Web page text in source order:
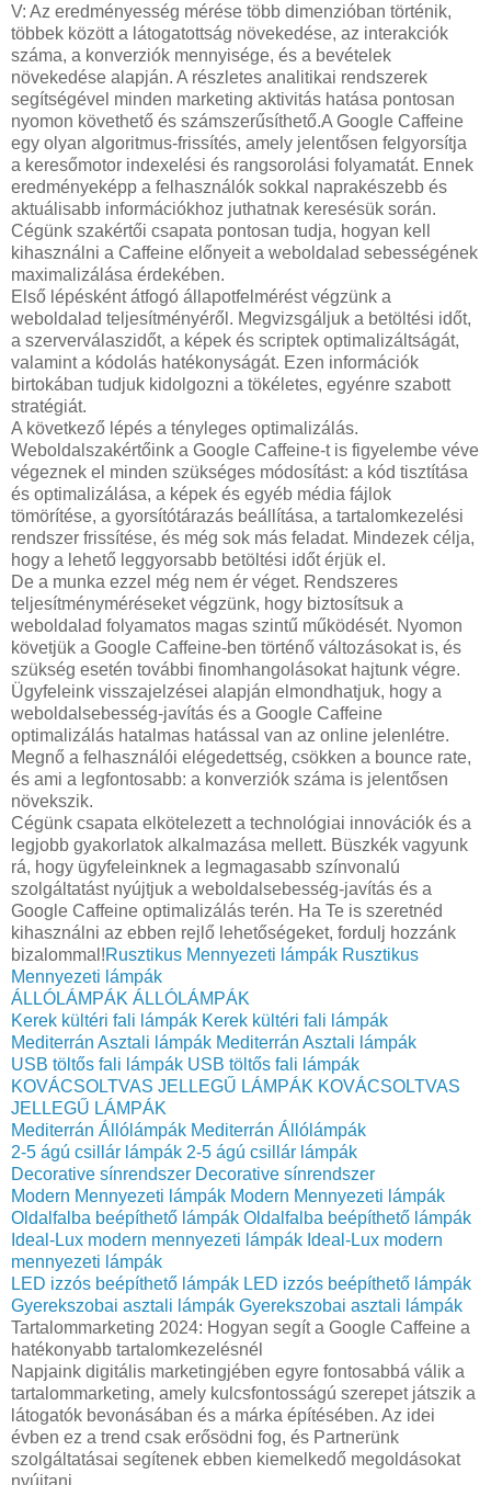
V: Az eredményesség mérése több dimenzióban történik,
többek között a látogatottság növekedése, az interakciók
száma, a konverziók mennyisége, és a bevételek
növekedése alapján. A részletes analitikai rendszerek
segítségével minden marketing aktivitás hatása pontosan
nyomon követhető és számszerűsíthető.A Google Caffeine
egy olyan algoritmus-frissítés, amely jelentősen felgyorsítja
a keresőmotor indexelési és rangsorolási folyamatát. Ennek
eredményeképp a felhasználók sokkal naprakészebb és
aktuálisabb információkhoz juthatnak keresésük során.
Cégünk szakértői csapata pontosan tudja, hogyan kell
kihasználni a Caffeine előnyeit a weboldalad sebességének
maximalizálása érdekében.
Első lépésként átfogó állapotfelmérést végzünk a
weboldalad teljesítményéről. Megvizsgáljuk a betöltési időt,
a szerverválaszidőt, a képek és scriptek optimalizáltságát,
valamint a kódolás hatékonyságát. Ezen információk
birtokában tudjuk kidolgozni a tökéletes, egyénre szabott
stratégiát.
A következő lépés a tényleges optimalizálás.
Weboldalszakértőink a Google Caffeine-t is figyelembe véve
végeznek el minden szükséges módosítást: a kód tisztítása
és optimalizálása, a képek és egyéb média fájlok
tömörítése, a gyorsítótárazás beállítása, a tartalomkezelési
rendszer frissítése, és még sok más feladat. Mindezek célja,
hogy a lehető leggyorsabb betöltési időt érjük el.
De a munka ezzel még nem ér véget. Rendszeres
teljesítményméréseket végzünk, hogy biztosítsuk a
weboldalad folyamatos magas szintű működését. Nyomon
követjük a Google Caffeine-ben történő változásokat is, és
szükség esetén további finomhangolásokat hajtunk végre.
Ügyfeleink visszajelzései alapján elmondhatjuk, hogy a
weboldalsebesség-javítás és a Google Caffeine
optimalizálás hatalmas hatással van az online jelenlétre.
Megnő a felhasználói elégedettség, csökken a bounce rate,
és ami a legfontosabb: a konverziók száma is jelentősen
növekszik.
Cégünk csapata elkötelezett a technológiai innovációk és a
legjobb gyakorlatok alkalmazása mellett. Büszkék vagyunk
rá, hogy ügyfeleinknek a legmagasabb színvonalú
szolgáltatást nyújtjuk a weboldalsebesség-javítás és a
Google Caffeine optimalizálás terén. Ha Te is szeretnéd
kihasználni az ebben rejlő lehetőségeket, fordulj hozzánk
bizalommal!Rusztikus Mennyezeti lámpák Rusztikus
Mennyezeti lámpák
ÁLLÓLÁMPÁK ÁLLÓLÁMPÁK
Kerek kültéri fali lámpák Kerek kültéri fali lámpák
Mediterrán Asztali lámpák Mediterrán Asztali lámpák
USB töltős fali lámpák USB töltős fali lámpák
KOVÁCSOLTVAS JELLEGŰ LÁMPÁK KOVÁCSOLTVAS
JELLEGŰ LÁMPÁK
Mediterrán Állólámpák Mediterrán Állólámpák
2-5 ágú csillár lámpák 2-5 ágú csillár lámpák
Decorative sínrendszer Decorative sínrendszer
Modern Mennyezeti lámpák Modern Mennyezeti lámpák
Oldalfalba beépíthető lámpák Oldalfalba beépíthető lámpák
Ideal-Lux modern mennyezeti lámpák Ideal-Lux modern
mennyezeti lámpák
LED izzós beépíthető lámpák LED izzós beépíthető lámpák
Gyerekszobai asztali lámpák Gyerekszobai asztali lámpák
Tartalommarketing 2024: Hogyan segít a Google Caffeine a
hatékonyabb tartalomkezelésnél
Napjaink digitális marketingjében egyre fontosabbá válik a
tartalommarketing, amely kulcsfontosságú szerepet játszik a
látogatók bevonásában és a márka építésében. Az idei
évben ez a trend csak erősödni fog, és Partnerünk
szolgáltatásai segítenek ebben kiemelkedő megoldásokat
nyújtani.